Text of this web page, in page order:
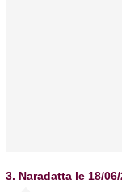
3. Naradatta le 18/